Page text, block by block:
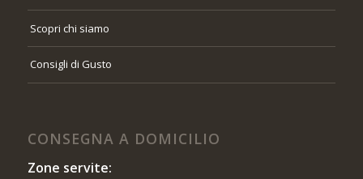
Scopri chi siamo
Consigli di Gusto
CONSEGNA A DOMICILIO
Zone servite: